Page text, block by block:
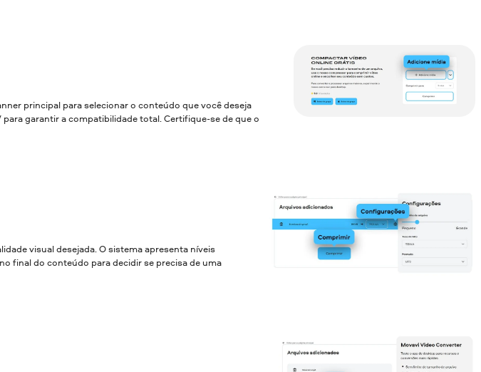
principal para selecionar o conteúdo que você deseja
garantir a compatibilidade total. Certifique-se de que o
visual desejada. O sistema apresenta níveis
final do conteúdo para decidir se precisa de uma